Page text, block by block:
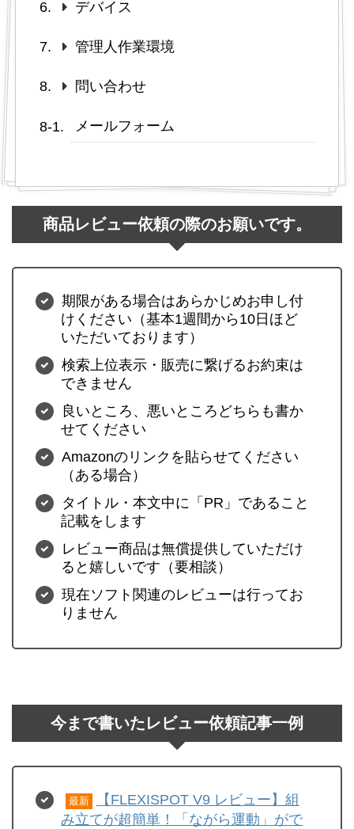
デバイス
管理人作業環境
問い合わせ
メールフォーム
商品レビュー依頼の際のお願いです。
期限がある場合はあらかじめお申し付
けください（基本1週間から10日ほど
いただいております）
検索上位表示・販売に繋げるお約束は
できません
良いところ、悪いところどちらも書か
せてください
Amazonのリンクを貼らせてください
（ある場合）
タイトル・本文中に「PR」であること
記載をします
レビュー商品は無償提供していただけ
ると嬉しいです（要相談）
現在ソフト関連のレビューは行ってお
りません
今まで書いたレビュー依頼記事一例
最新
【FLEXISPOT V9 レビュー】組
み立てが超簡単！「ながら運動」がで